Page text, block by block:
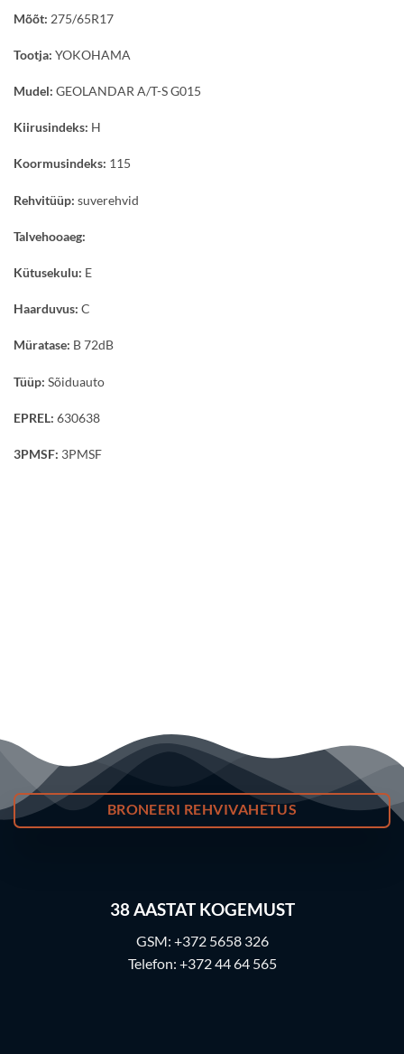
Mõõt: 275/65R17
Tootja: YOKOHAMA
Mudel: GEOLANDAR A/T-S G015
Kiirusindeks: H
Koormusindeks: 115
Rehvitüüp: suverehvid
Talvehooaeg:
Kütusekulu: E
Haarduvus: C
Müratase: B 72dB
Tüüp: Sõiduauto
EPREL: 630638
3PMSF: 3PMSF
BRONEERI REHVIVAHETUS
38AASTAT KOGEMUST
GSM: +372 5658 326
Telefon: +372 44 64 565